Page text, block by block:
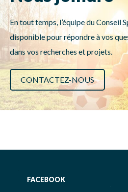
En tout temps, l’équipe du Conseil
disponible pour répondre à vos
dans vos recherches et projets.
CONTACTEZ-NOUS
FACEBOOK